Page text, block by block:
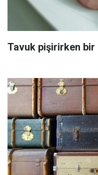
Tavuk pişirirken bir